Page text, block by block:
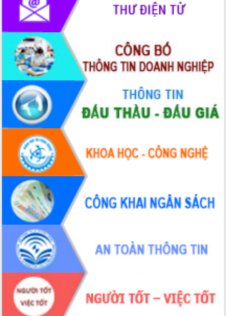
phát triển mới
Thường trực HĐND tỉnh Đắk Lắk gặp
mặt Đoàn chuyên gia y tế TP. Hồ Chí
Minh
Lễ truy điệu và an táng hài cốt liệt sĩ
tại Nghĩa trang Liệt sĩ xã Sơn Hòa
Bàn giải pháp tháo gỡ khó khăn trong
xuất khẩu sầu riêng và triển khai quy
định EUDR
Thứ trưởng Bộ Nông nghiệp và Môi
trường Nguyễn Hoàng Hiệp khảo sát
vùng trồng và doanh nghiệp đóng gói
sầu riêng tại Đắk Lắk
Trình diễn nghệ thuật chế biến các
món ăn từ sầu riêng
Đắk Lắk công bố Quy hoạch và xúc
tiến đầu tư tỉnh
Ngành cá ngừ Đắk Lắk chủ động thích
ứng để giữ vững thị trường xuất khẩu
Diễn đàn Kinh tế tư nhân Việt Nam đột
phá cơ chế - Hợp tác công tư
Đề án 06 tạo bước ngoặt đột phá trong
cải cách hành chính tỉnh Đắk Lắk
Kết nối tour, đẩy mạnh chuyển đổi số
để phát triển du lịch Đắk Lắk
Khởi động Dự án Đầu tư xây dựng hạ
tầng kỹ thuật Cụm công nghiệp Tân
Tiến